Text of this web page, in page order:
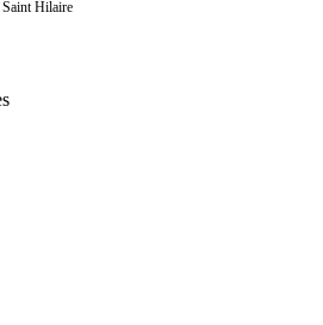
Saint Hilaire